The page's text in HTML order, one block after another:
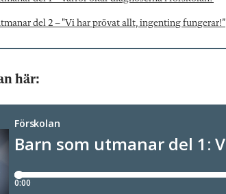
del 2 – "Vi har prövat allt, ingenting fungerar!”
här: